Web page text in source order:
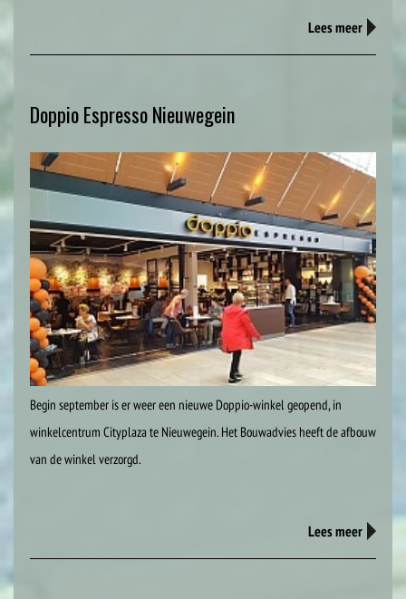
Lees meer
Doppio Espresso Nieuwegein
Begin september is er weer een nieuwe Doppio-winkel geopend, in
winkelcentrum Cityplaza te Nieuwegein. Het Bouwadvies heeft de afbouw
van de winkel verzorgd.
Lees meer